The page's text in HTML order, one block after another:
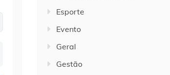
Esporte
Evento
Geral
Gestão